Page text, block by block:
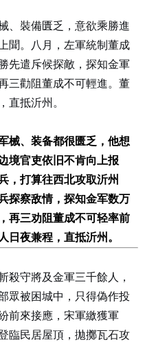
、裝備匱乏，意欲乘勝進
聞。八月，左軍統制董成
先遣斥候探敵，探知金軍
三勸阻董成不可輕進。董
直抵沂州。
械、装备都很匮乏，他想
境官吏依旧不肯向上报
，打算往西北攻取沂州
探察敌情，探知金军数万
再三劝阻董成不可轻率前
日夜兼程，直抵沂州。
殺守將及金軍三千餘人，
眾被困城中，只得偽作投
前來接應，宋軍繳獲軍
臨民居屋頂，拋擲瓦石攻